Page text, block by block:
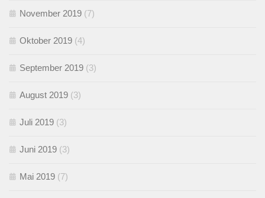
November 2019 (7)
Oktober 2019 (4)
September 2019 (3)
August 2019 (3)
Juli 2019 (3)
Juni 2019 (3)
Mai 2019 (7)